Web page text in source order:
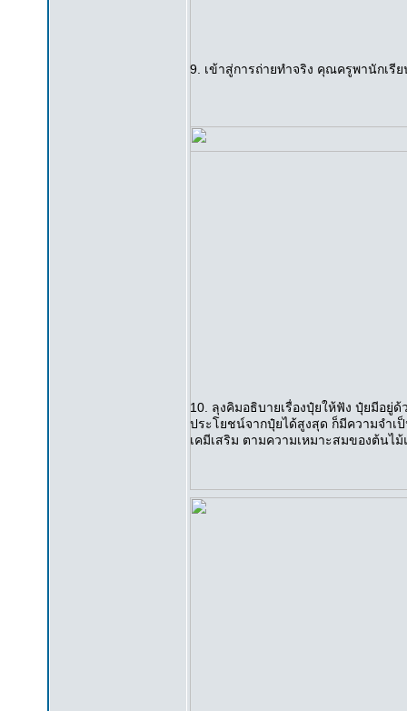
9. เข้าสู่การถ่ายทำจริง คุณครูพานักเรี
10. ลุงคิมอธิบายเรื่องปุ๋ยให้ฟัง ปุ๋ยมีอยู่
ประโยชน์จากปุ๋ยได้สูงสุด ก็มีความจำ
เคมีเสริม ตามความเหมาะสมของต้น